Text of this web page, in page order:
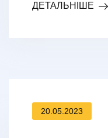
ДЕТАЛЬНІШЕ
20.05.2023